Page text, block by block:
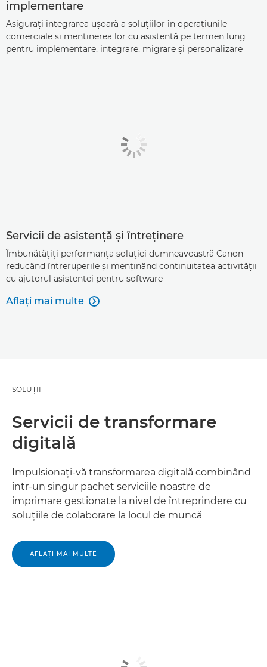
implementare
Asiguraţi integrarea uşoară a soluţiilor în operaţiunile
comerciale şi menţinerea lor cu asistenţă pe termen lung
pentru implementare, integrare, migrare şi personalizare
Servicii de asistenţă şi întreţinere
Îmbunătăţiţi performanţa soluţiei dumneavoastră Canon
reducând întreruperile şi menţinând continuitatea activităţii
cu ajutorul asistenţei pentru software
Aflaţi mai multe 
SOLUŢII
Servicii de transformare
digitală
Impulsionaţi-vă transformarea digitală combinând
într-un singur pachet serviciile noastre de
imprimare gestionate la nivel de întreprindere cu
soluţiile de colaborare la locul de muncă
AFLAŢI MAI MULTE